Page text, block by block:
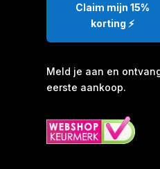
Claim mijn 15%
korting ⚡️
Meld je aan en
eerste aankoop.